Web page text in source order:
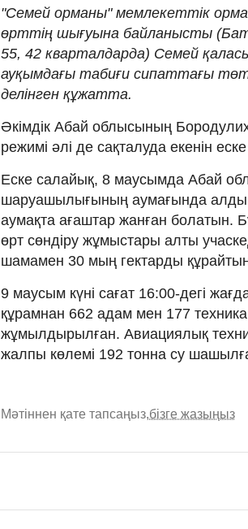
"Семей орманы" мемлекеттік
өрттің шығуына байланысты
55, 42 кварталдарда) Семей
ауқымдағы табиғи сипаттағы
делінген құжатта.
Әкімдік Абай облысының
режимі әлі де сақталуда екенін
Еске салайық, 8 маусымда Абай
шаруашылығының аумағында
аумақта ағаштар жанған болатын.
өрт сөндіру жұмыстары алты
шамамен 30 мың гектарды
9 маусым күні сағат 16:00-дегі
құрамнан 662 адам мен 177
жұмылдырылған. Авиациялық
жалпы көлемі 192 тонна су
Мәтіннен қате тапсаңыз,бізге жазыңыз